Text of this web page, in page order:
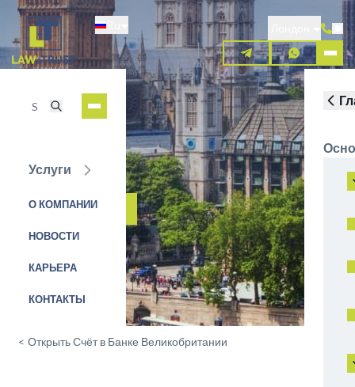
Перейти
основному
содержанию
Услуги
О КОМПАНИИ
НОВОСТИ
КАРЬЕРА
КОНТАКТЫ
Settlego
ЗАЯВКА НА УСЛУГУ
< Открыть Счёт в Банке Великобритании